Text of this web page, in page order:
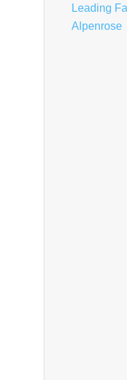
Leading
Alpenrose